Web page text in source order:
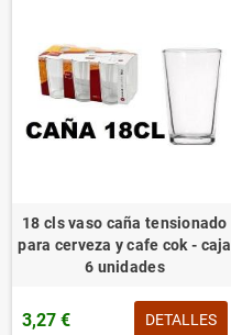
18 cls vaso caña tensionado
para cerveza y cafe cok - caja
6 unidades
3,27 € DETALLES